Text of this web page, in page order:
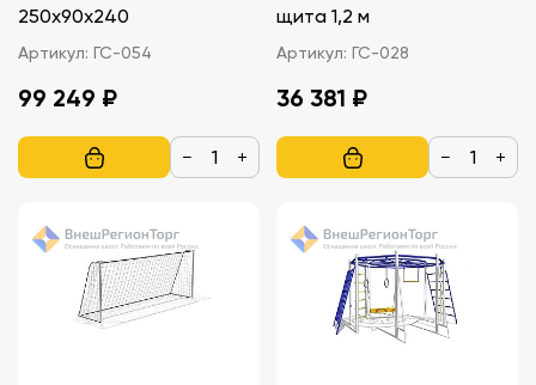
250х90х240
Артикул: ГС-054
99 249 ₽
− +
щита 1,2 м
Артикул: ГС-028
36 381 ₽
− +